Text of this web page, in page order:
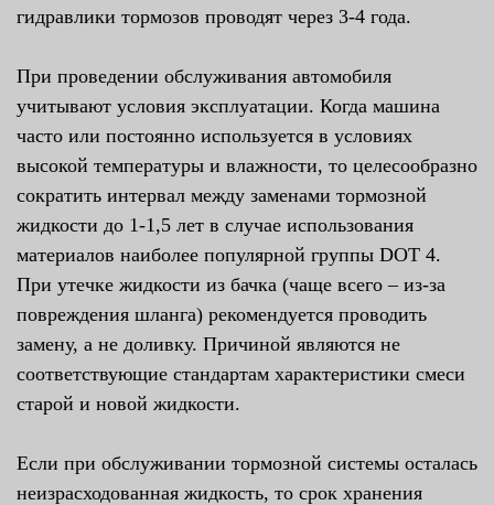
гидравлики тормозов проводят через 3-4 года.
При проведении обслуживания автомобиля
учитывают условия эксплуатации. Когда машина
часто или постоянно используется в условиях
высокой температуры и влажности, то целесообразно
сократить интервал между заменами тормозной
жидкости до 1-1,5 лет в случае использования
материалов наиболее популярной группы DOT 4.
При утечке жидкости из бачка (чаще всего – из-за
повреждения шланга) рекомендуется проводить
замену, а не доливку. Причиной являются не
соответствующие стандартам характеристики смеси
старой и новой жидкости.
Если при обслуживании тормозной системы осталась
неизрасходованная жидкость, то срок хранения